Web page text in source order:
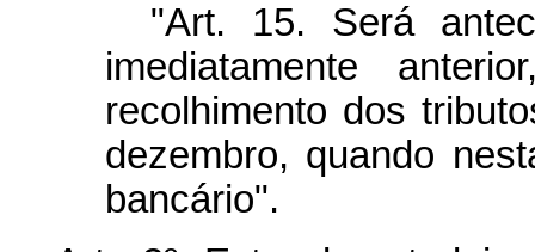
"Art. 15. Será
imediatamente
recolhimento dos
dezembro, quando
bancário".